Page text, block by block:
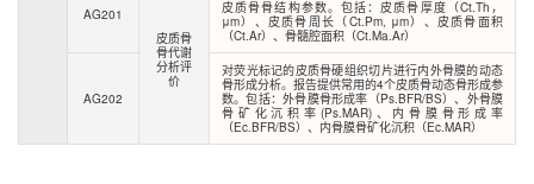
AG201
皮质骨
骨代谢
分析评
价
皮质骨骨结构参数。包括：皮质骨厚度（Ct.Th，
μm）、皮质骨周长（Ct.Pm, μm）、皮质骨面积
（Ct.Ar）、骨髓腔面积（Ct.Ma.Ar）
AG202
对荧光标记的皮质骨硬组织切片进行内外骨膜的动态
骨形成分析。报告提供常用的4个皮质骨动态骨形成参
数。包括：外骨膜骨形成率（Ps.BFR/BS）、外骨膜
骨矿化沉积率(Ps.MAR)、内骨膜骨形成率
（Ec.BFR/BS）、内骨膜骨矿化沉积（Ec.MAR）